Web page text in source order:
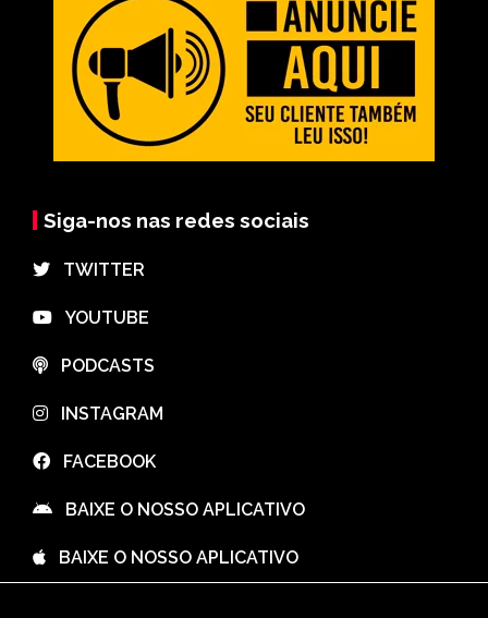
Siga-nos nas redes sociais
⠀TWITTER
⠀YOUTUBE
⠀PODCASTS
⠀INSTAGRAM
⠀FACEBOOK
⠀BAIXE O NOSSO APLICATIVO
⠀BAIXE O NOSSO APLICATIVO